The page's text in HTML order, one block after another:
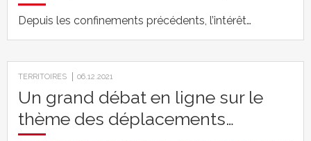
Depuis les confinements précédents, l’intérêt…
TERRITOIRES 06.12.2021
Un grand débat en ligne sur le
thème des déplacements…